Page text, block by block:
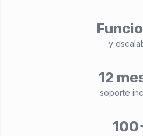
y
12
soporte